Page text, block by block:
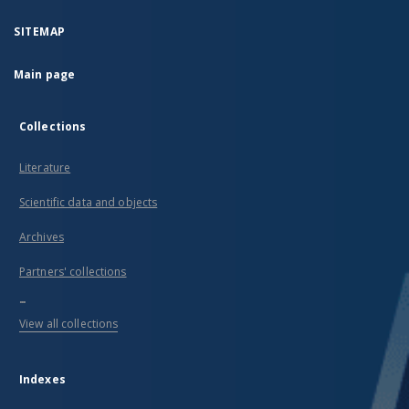
SITEMAP
Main page
Collections
Literature
Scientific data and objects
Archives
Partners' collections
...
View all collections
Indexes